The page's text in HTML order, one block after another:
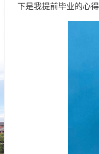
下是我提前毕业的心